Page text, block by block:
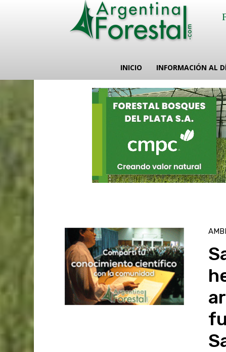
INICIO INFORMACIÓN AL